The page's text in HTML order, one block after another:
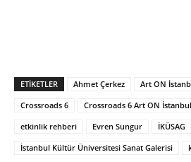
ETIKETLER Ahmet Çerkez Art ON
Crossroads 6
Crossroads 6 Art ON İstanbul
etkinlik rehberi
Evren Sungur İKÜSAG
İstanbul Kültür Üniversitesi Sanat Galerisi